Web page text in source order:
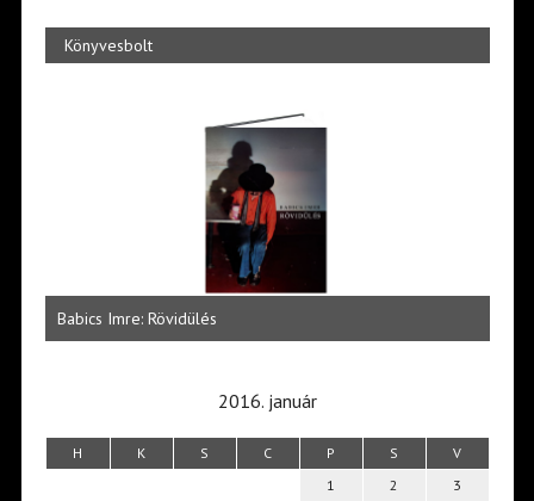
Könyvesbolt
Babics Imre: Rövidülés
2016. január
H K S C P S V
1 2
3